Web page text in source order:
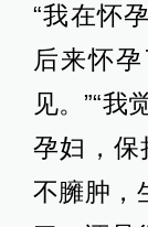
“我在怀
后来怀
见。”“我
孕妇，保
不臃肿，